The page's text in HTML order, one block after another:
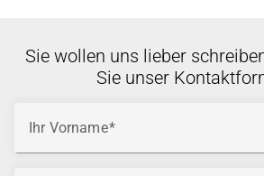
Sie wollen uns lieber
Sie unser
Ihr Vorname